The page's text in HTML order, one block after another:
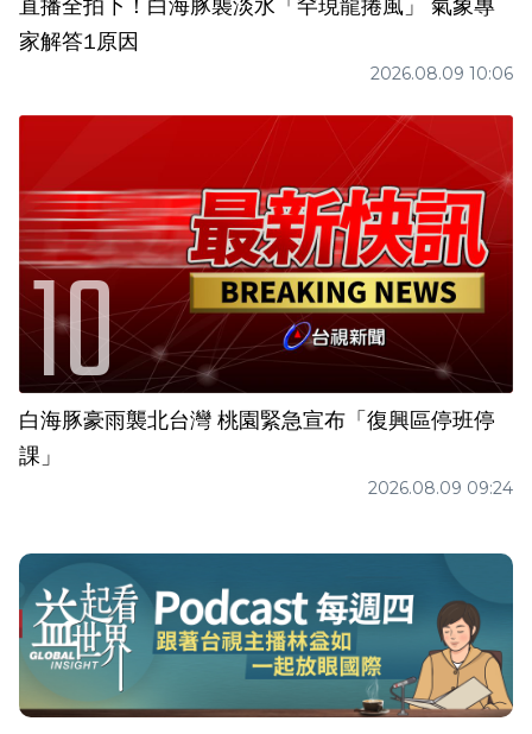
直播全拍下！白海豚襲淡水「罕現龍捲風」 氣象專
家解答1原因
2026.08.09 10:06
白海豚豪雨襲北台灣 桃園緊急宣布「復興區停班停
課」
2026.08.09 09:24